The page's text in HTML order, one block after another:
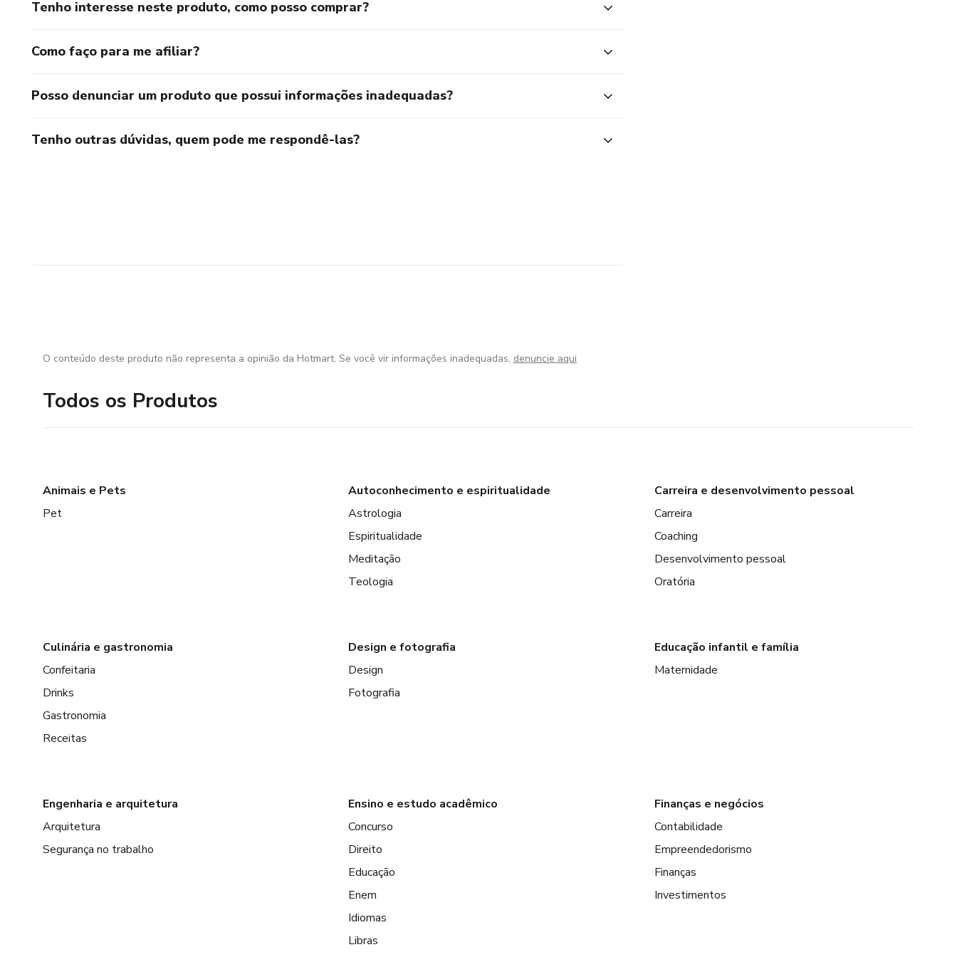
Tenho interesse neste produto, como posso comprar?
Como faço para me afiliar?
Posso denunciar um produto que possui informações inadequadas?
Tenho outras dúvidas, quem pode me respondê-las?
O conteúdo deste produto não representa a opinião da Hotmart. Se você vir informações inadequadas, denuncie aqui
Todos os Produtos
Animais e Pets
Pet
Autoconhecimento e espiritualidade
Astrologia
Espiritualidade
Meditação
Teologia
Carreira e desenvolvimento pessoal
Carreira
Coaching
Desenvolvimento pessoal
Oratória
Culinária e gastronomia
Confeitaria
Drinks
Gastronomia
Receitas
Design e fotografia
Design
Fotografia
Educação infantil e família
Maternidade
Engenharia e arquitetura
Arquitetura
Segurança no trabalho
Ensino e estudo acadêmico
Concurso
Direito
Educação
Enem
Idiomas
Libras
Finanças e negócios
Contabilidade
Empreendedorismo
Finanças
Investimentos